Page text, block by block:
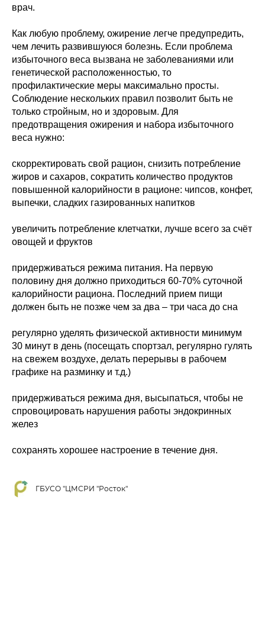
врач.
Как любую проблему, ожирение легче предупредить,
чем лечить развившуюся болезнь. Если проблема
избыточного веса вызвана не заболеваниями или
генетической расположенностью, то
профилактические меры максимально просты.
Соблюдение нескольких правил позволит быть не
только стройным, но и здоровым. Для
предотвращения ожирения и набора избыточного
веса нужно:
скорректировать свой рацион, снизить потребление
жиров и сахаров, сократить количество продуктов
повышенной калорийности в рационе: чипсов, конфет,
выпечки, сладких газированных напитков
увеличить потребление клетчатки, лучше всего за счёт
овощей и фруктов
придерживаться режима питания. На первую
половину дня должно приходиться 60-70% суточной
калорийности рациона. Последний прием пищи
должен быть не позже чем за два – три часа до сна
регулярно уделять физической активности минимум
30 минут в день (посещать спортзал, регулярно гулять
на свежем воздухе, делать перерывы в рабочем
графике на разминку и т.д.)
придерживаться режима дня, высыпаться, чтобы не
спровоцировать нарушения работы эндокринных
желез
сохранять хорошее настроение в течение дня.
ГБУСО "ЦМСРИ "Росток"